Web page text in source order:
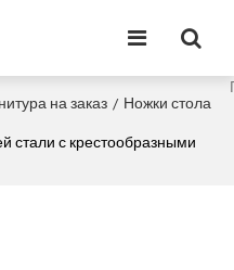
на заказ / Ножки стола
стали с крестообразными